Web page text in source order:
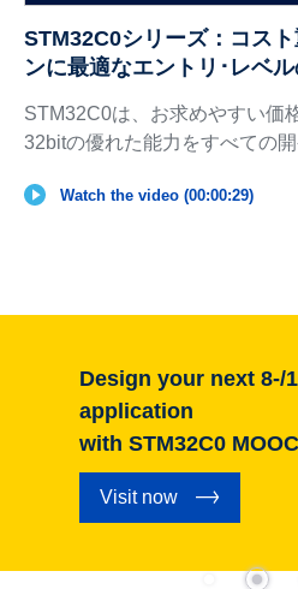
STM32C0シリーズ：コス
ンに最適なエントリ･レベ
STM32C0は、お求めやすい価
32bitの優れた能力をすべての
Watch the video (00:00:29)
Design your next 8-/
application
with STM32C0
Visit now